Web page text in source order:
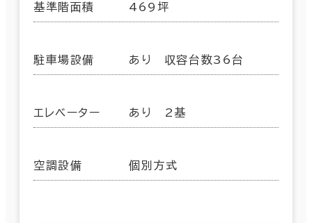
基準階面積 469坪
駐車場設備 あり 収容台数36台
エレベーター あり 2基
空調設備 個別方式